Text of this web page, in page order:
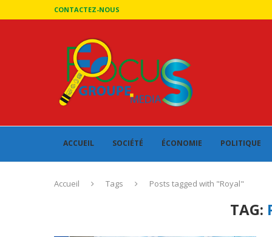
CONTACTEZ-NOUS
ACCUEIL SOCIÉTÉ ÉCONOMIE POLITIQUE
Accueil Tags Posts tagged with "Royal"
TAG: